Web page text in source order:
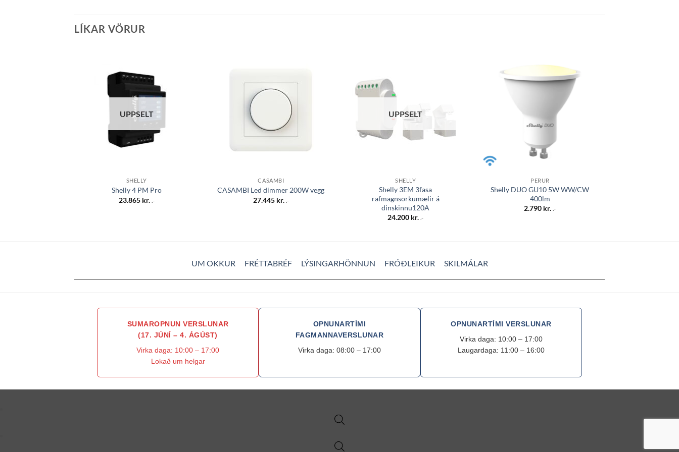
LÍKAR VÖRUR
UPPSELT
SHELLY
Shelly 4 PM Pro
23.865 kr. .-
CASAMBI
CASAMBI Led dimmer 200W vegg
27.445 kr. .-
UPPSELT
SHELLY
Shelly 3EM 3fasa
rafmagnsorkumælir á
dinskinnu120A
24.200 kr. .-
Bæta á
óskalista
PERUR
Shelly DUO GU10 5W WW/CW
400lm
2.790 kr. .-
UM OKKUR FRÉTTABRÉF LÝSINGARHÖNNUN FRÓÐLEIKUR SKILMÁLAR
SUMAROPNUN VERSLUNAR
(17. JÚNÍ – 4. ÁGÚST)
Virka daga: 10:00 – 17:00
Lokað um helgar
OPNUNARTÍMI
FAGMANNAVERSLUNAR
Virka daga: 08:00 – 17:00
OPNUNARTÍMI VERSLUNAR
Virka daga: 10:00 – 17:00
Laugardaga: 11:00 – 16:00